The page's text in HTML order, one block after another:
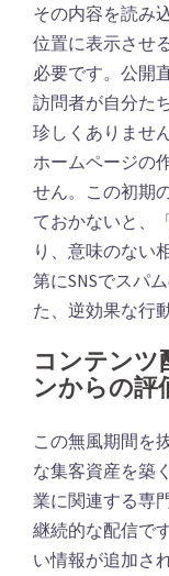
その内容を読み
位置に表示させ
必要です。公開
訪問者が自分た
珍しくありませ
ホームページの
せん。この初期
ておかないと、
り、意味のない
第にSNSでスパ
た、逆効果な行
コンテンツ
ンからの評
この無風期間を
な集客資産を築
業に関連する専
継続的な配信で
い情報が追加さ